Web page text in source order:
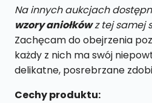
Na innych aukcjach
wzory aniołkówz tej samej
Zachęcam do obejrzenia
każdy z nich ma swój
delikatne, posrebrzane
Cechy produktu: